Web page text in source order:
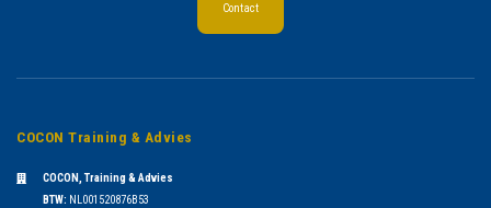
Contact
COCON Training & Advies
COCON, Training & Advies
BTW: NL001520876B53